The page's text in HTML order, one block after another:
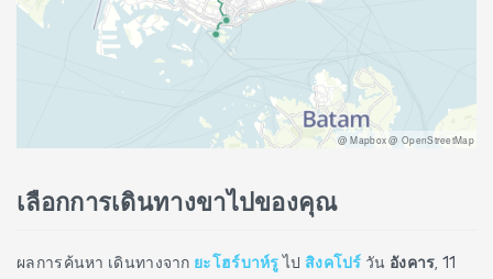
@ Mapbox @ OpenStreetMap
เลือกการเดินทางขาไปของคุณ
ผลการค้นหา เดินทางจาก ยะโฮร์บาห์รู ไป สิงคโปร์ วัน อังคาร, 11